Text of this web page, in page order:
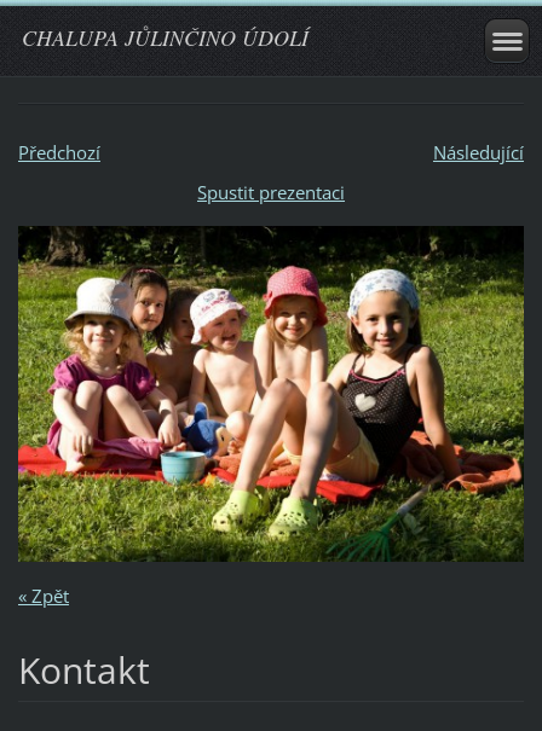
CHALUPA JŮLINČINO ÚDOLÍ
Předchozí
Následující
Spustit prezentaci
« Zpět
Kontakt